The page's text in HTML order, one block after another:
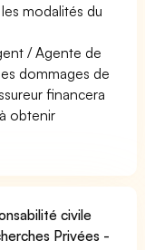
modalités du
/ Agente de
dommages de
financera
obtenir
civile
Privées -